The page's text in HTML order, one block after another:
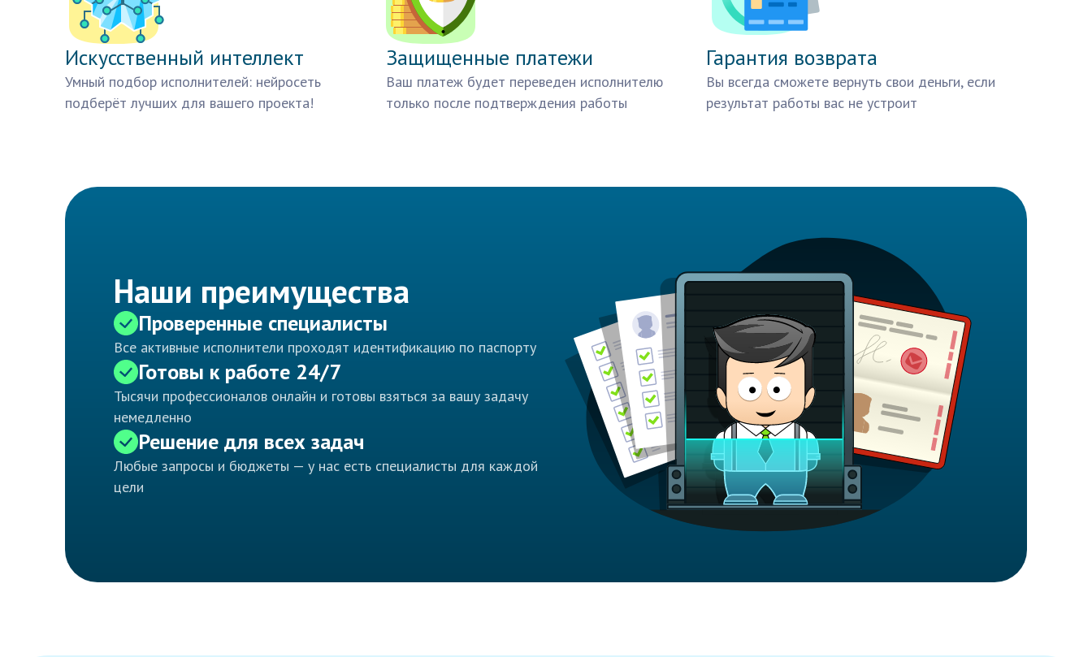
Искусственный интеллект
Умный подбор исполнителей: нейросеть
подберёт лучших для вашего проекта!
Защищенные платежи
Ваш платеж будет переведен исполнителю
только после подтверждения работы
Гарантия возврата
Вы всегда сможете вернуть свои деньги, если
результат работы вас не устроит
Наши преимущества
Проверенные специалисты
Все активные исполнители проходят идентификацию по паспорту
Готовы к работе 24/7
Тысячи профессионалов онлайн и готовы взяться за вашу задачу
немедленно
Решение для всех задач
Любые запросы и бюджеты — у нас есть специалисты для каждой
цели